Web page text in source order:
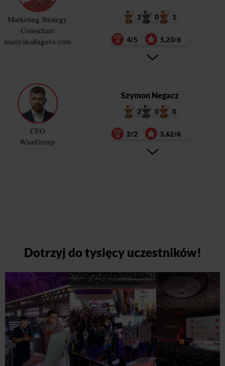
Marketing Strategy
Consultant
mariyakallagova.com
2 0 1
4/5 5,23/6
CEO
WiseGroup
Szymon Negacz
2 0 0
2/2 5,62/6
Dotrzyj do tysięcy uczestników!